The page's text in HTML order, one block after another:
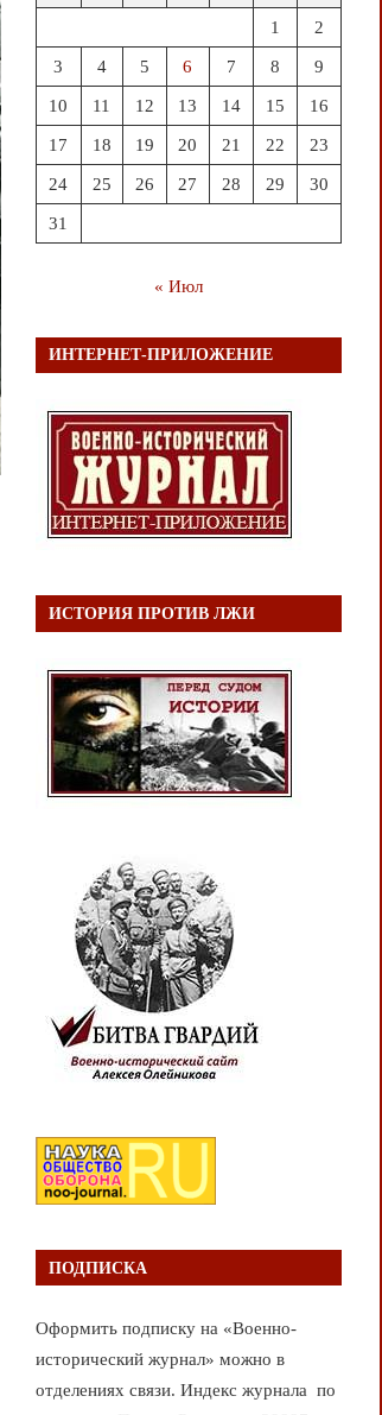
1 2
3 4 5 6 7 8 9
10 11 12 13 14 15 16
17 18 19 20 21 22 23
24 25 26 27 28 29 30
31
« Июл
ИНТЕРНЕТ-ПРИЛОЖЕНИЕ
ИСТОРИЯ ПРОТИВ ЛЖИ
ПОДПИСКА
Оформить подписку на «Военно-
исторический журнал» можно в
отделениях связи. Индекс журнала по